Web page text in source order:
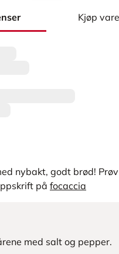
Kjøp
nybakt, godt brød!
på focaccia
med salt og pepper.